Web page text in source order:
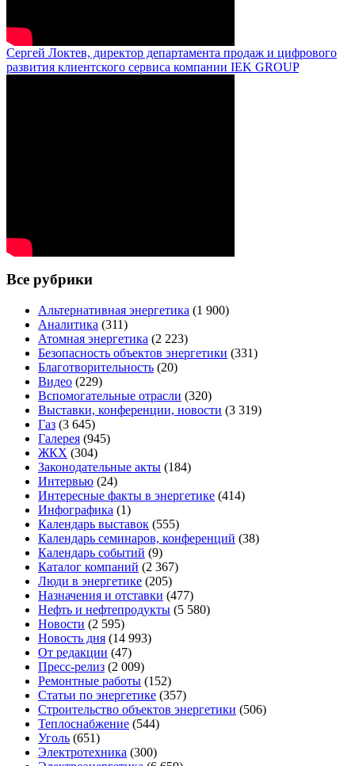
Сергей Локтев, директор департамента продаж и цифрового
развития клиентского сервиса компании IEK GROUP
Все рубрики
Альтернативная энергетика (1 900)
Аналитика (311)
Атомная энергетика (2 223)
Безопасность объектов энергетики (331)
Благотворительность (20)
Видео (229)
Вспомогательные отрасли (320)
Выставки, конференции, новости (3 319)
Газ (3 645)
Галерея (945)
ЖКХ (304)
Законодательные акты (184)
Интервью (24)
Интересные факты в энергетике (414)
Инфографика (1)
Календарь выставок (555)
Календарь семинаров, конференций (38)
Календарь событий (9)
Каталог компаний (2 367)
Люди в энергетике (205)
Назначения и отставки (477)
Нефть и нефтепродукты (5 580)
Новости (2 595)
Новость дня (14 993)
От редакции (47)
Пресс-релиз (2 009)
Ремонтные работы (152)
Статьи по энергетике (357)
Строительство объектов энергетики (506)
Теплоснабжение (544)
Уголь (651)
Электротехника (300)